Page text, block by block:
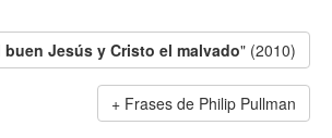
buen Jesús y Cristo el malvado" (2010)
Frases de Philip Pullman